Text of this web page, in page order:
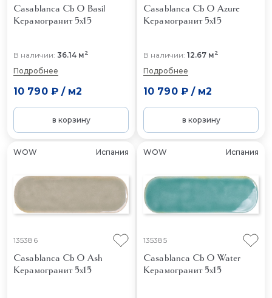
Casablanca Cb O Basil
Керамогранит 5x15
В наличии: 36.14 м2
Подробнее
10 790 ₽/ м2
в корзину
Casablanca Cb O Azure
Керамогранит 5x15
В наличии: 12.67 м2
Подробнее
10 790 ₽/ м2
в корзину
WOW Испания
135386
Casablanca Cb O Ash
Керамогранит 5x15
WOW Испания
135385
Casablanca Cb O Water
Керамогранит 5x15